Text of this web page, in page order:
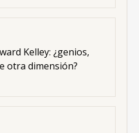
Kelley: ¿genios,
otra dimensión?